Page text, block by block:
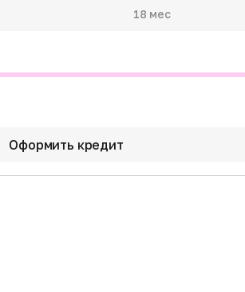
18 мес
Оформить кредит